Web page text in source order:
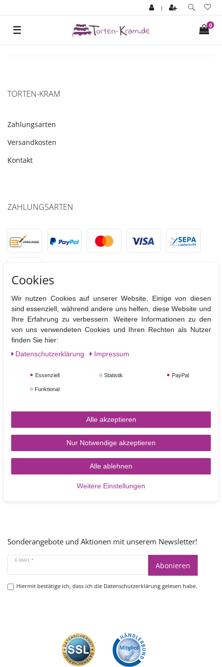
|
0
☰
TORTEN-KRAM
Zahlungsarten
Versandkosten
Kontakt
ZAHLUNGSARTEN
VERSANDPARTNER
Rufen Sie uns an unter:
0170 4 70 60 74
oder schreiben Sie uns:
Kontakt
Sonderangebote und Aktionen mit unserem Newsletter!
E-MAIL *
Abonieren
Hiermit bestätige ich, dass ich die Datenschutzerklärunggelesen habe.
Cookies
Wir nutzen Cookies auf unserer Website. Einige von diesen
sind essenziell, während andere uns helfen, diese Website und
Ihre Erfahrung zu verbessern. Weitere Informationen zu den
von uns verwendeten Cookies und Ihren Rechten als Nutzer
finden Sie hier:
Daten­schutz­erklärung
Impressum
Essenziell Statistik PayPal
Funktional
Alle akzeptieren
Nur Notwendige akzeptieren
Alle ablehnen
Weitere Einstellungen